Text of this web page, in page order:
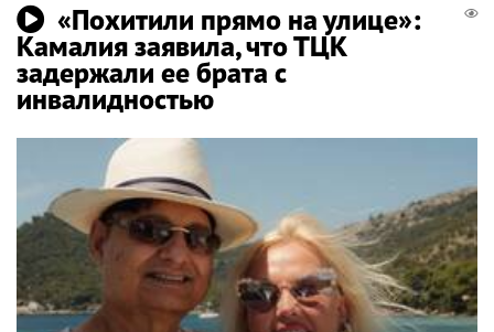
«Похитили прямо на улице»:
Камалия заявила, что ТЦК
задержали ее брата с
инвалидностью